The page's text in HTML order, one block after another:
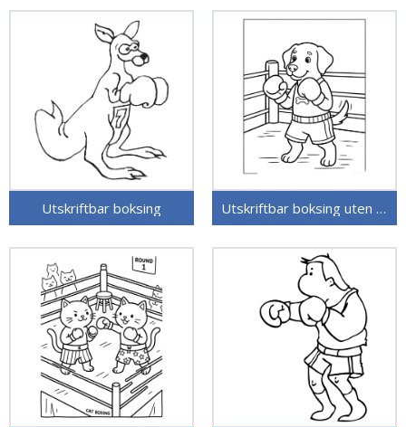
Utskriftbar boksing Utskriftbar boksing uten kostnad